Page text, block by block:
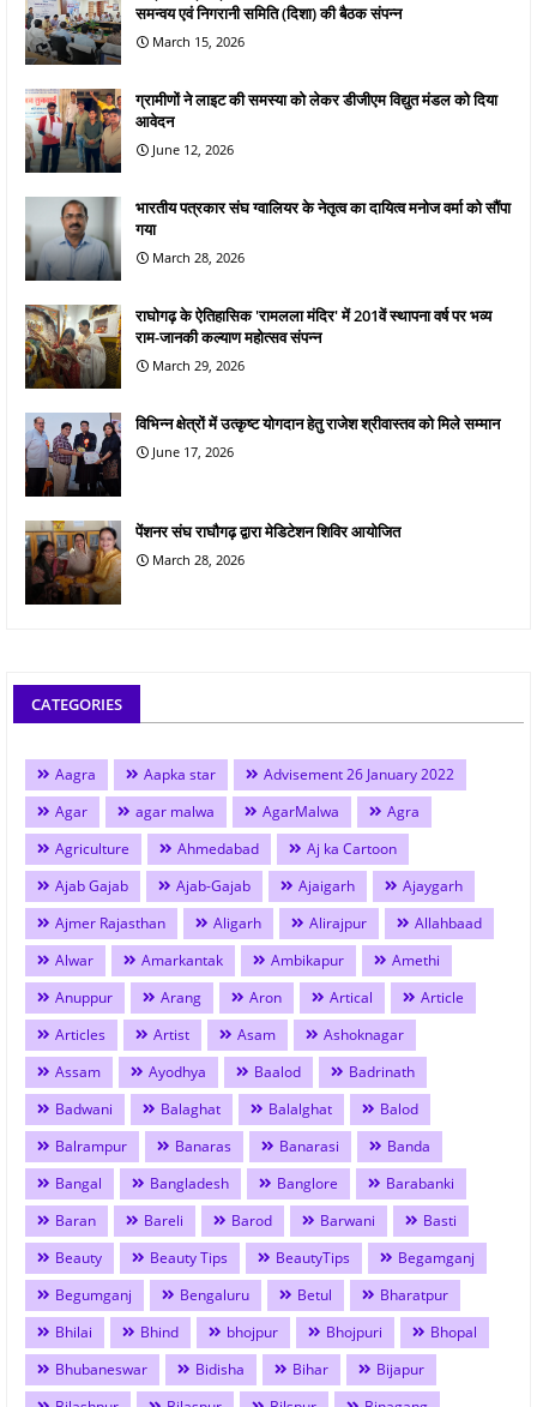
समन्वय एवं निगरानी समिति (दिशा) की बैठक संपन्न
March 15, 2026
ग्रामीणों ने लाइट की समस्या को लेकर डीजीएम विद्युत मंडल को दिया
आवेदन
June 12, 2026
भारतीय पत्रकार संघ ग्वालियर के नेतृत्व का दायित्व मनोज वर्मा को सौंपा
गया
March 28, 2026
राघोगढ़ के ऐतिहासिक 'रामलला मंदिर' में 201वें स्थापना वर्ष पर भव्य
राम-जानकी कल्याण महोत्सव संपन्न
March 29, 2026
विभिन्न क्षेत्रों में उत्कृष्ट योगदान हेतु राजेश श्रीवास्तव को मिले सम्मान
June 17, 2026
पेंशनर संघ राघौगढ़ द्वारा मेडिटेशन शिविर आयोजित
March 28, 2026
CATEGORIES
Aagra Aapka star
Advisement 26 January 2022
Agar
agar malwa AgarMalwa
Agra
Agriculture
Ahmedabad
Aj ka Cartoon
Ajab Gajab
Ajab-Gajab Ajaigarh
Ajaygarh
Ajmer Rajasthan
Aligarh Alirajpur
Allahbaad
Alwar
Amarkantak Ambikapur
Amethi
Anuppur
Arang Aron Artical
Article
Articles
Artist Asam
Ashoknagar
Assam
Ayodhya Baalod
Badrinath
Badwani
Balaghat Balalghat
Balod
Balrampur
Banaras Banarasi
Banda
Bangal
Bangladesh Banglore
Barabanki
Baran
Bareli Barod Barwani
Basti
Beauty
Beauty Tips BeautyTips
Begamganj
Begumganj
Bengaluru Betul
Bharatpur
Bhilai
Bhind bhojpur Bhojpuri
Bhopal
Bhubaneswar
Bidisha Bihar
Bijapur